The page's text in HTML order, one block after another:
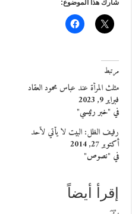
شارك هذا الموضوع:
مرتبط
مثلث المرأة عند عباس محمود العقاد
فبراير 9, 2023
في "خبر رئيسي"
رفيف الظل: البيت لا يأتي لأحد
أكتوبر 27, 2014
في "نصوص"
إقرأ أيضاً